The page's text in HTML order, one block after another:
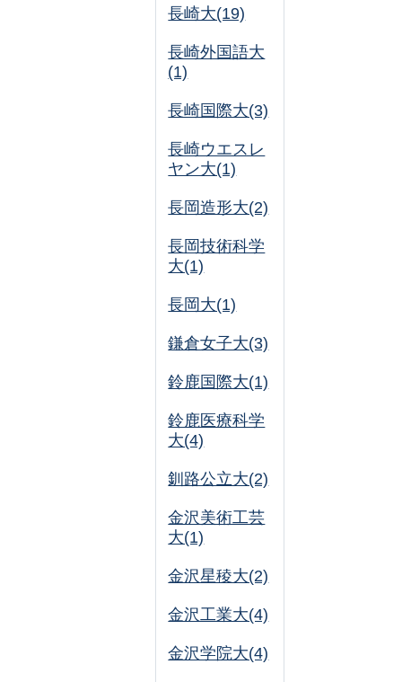
長崎大(19)
長崎外国語大
(1)
長崎国際大(3)
長崎ウエスレ
ヤン大(1)
長岡造形大(2)
長岡技術科学
大(1)
長岡大(1)
鎌倉女子大(3)
鈴鹿国際大(1)
鈴鹿医療科学
大(4)
釧路公立大(2)
金沢美術工芸
大(1)
金沢星稜大(2)
金沢工業大(4)
金沢学院大(4)